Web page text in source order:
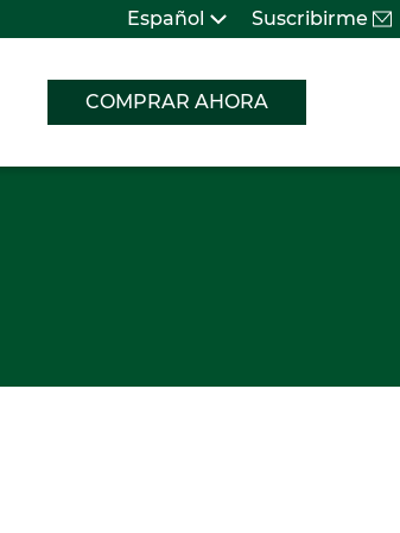
Español Suscribirme
COMPRAR AHORA